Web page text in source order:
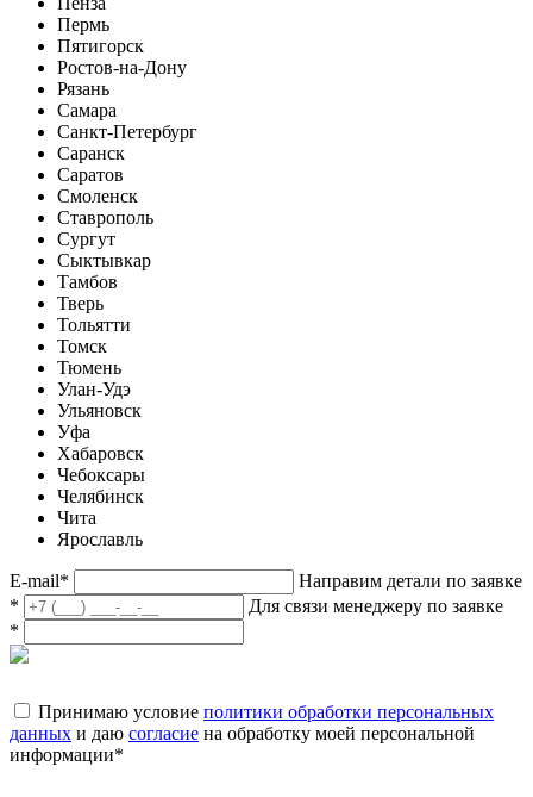
Пермь
Пятигорск
Ростов-на-Дону
Рязань
Самара
Санкт-Петербург
Саранск
Саратов
Смоленск
Ставрополь
Сургут
Сыктывкар
Тамбов
Тверь
Тольятти
Томск
Тюмень
Улан-Удэ
Ульяновск
Уфа
Хабаровск
Чебоксары
Челябинск
Чита
Ярославль
E-mail*
Направим детали по заявке
*
Для связи менеджеру по заявке
*
Принимаю условие политики обработки персональных
данных и даю согласие на обработку моей персональной
информации*